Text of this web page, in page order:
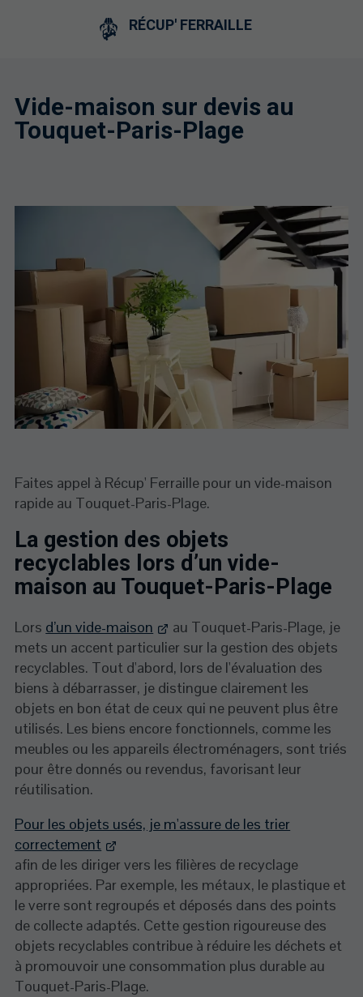
RÉCUP' FERRAILLE
Vide-maison sur devis au
Touquet-Paris-Plage
Faites appel à Récup' Ferraille pour un vide-maison
rapide au Touquet-Paris-Plage.
La gestion des objets
recyclables lors d’un vide-
maison au Touquet-Paris-Plage
Lors d’un vide-maison
au Touquet-Paris-Plage, je
mets un accent particulier sur la gestion des objets
recyclables. Tout d'abord, lors de l'évaluation des
biens à débarrasser, je distingue clairement les
objets en bon état de ceux qui ne peuvent plus être
utilisés. Les biens encore fonctionnels, comme les
meubles ou les appareils électroménagers, sont triés
pour être donnés ou revendus, favorisant leur
réutilisation.
Pour les objets usés, je m'assure de les trier
correctement
afin de les diriger vers les filières de recyclage
appropriées. Par exemple, les métaux, le plastique et
le verre sont regroupés et déposés dans des points
de collecte adaptés. Cette gestion rigoureuse des
objets recyclables contribue à réduire les déchets et
à promouvoir une consommation plus durable au
Touquet-Paris-Plage.